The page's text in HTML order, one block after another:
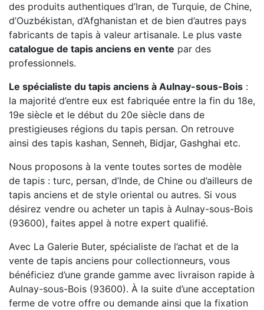
des produits authentiques d’Iran, de Turquie, de Chine,
d’Ouzbékistan, d’Afghanistan et de bien d’autres pays
fabricants de tapis à valeur artisanale. Le plus vaste
catalogue de tapis anciens en vente par des
professionnels.
Le spécialiste du tapis anciens à Aulnay-sous-Bois :
la majorité d’entre eux est fabriquée entre la fin du 18e,
19e siècle et le début du 20e siècle dans de
prestigieuses régions du tapis persan. On retrouve
ainsi des tapis kashan, Senneh, Bidjar, Gashghai etc.
Nous proposons à la vente toutes sortes de modèle
de tapis : turc, persan, d’Inde, de Chine ou d’ailleurs de
tapis anciens et de style oriental ou autres. Si vous
désirez vendre ou acheter un tapis à Aulnay-sous-Bois
(93600), faites appel à notre expert qualifié.
Avec La Galerie Buter, spécialiste de l’achat et de la
vente de tapis anciens pour collectionneurs, vous
bénéficiez d’une grande gamme avec livraison rapide à
Aulnay-sous-Bois (93600). À la suite d’une acceptation
ferme de votre offre ou demande ainsi que la fixation